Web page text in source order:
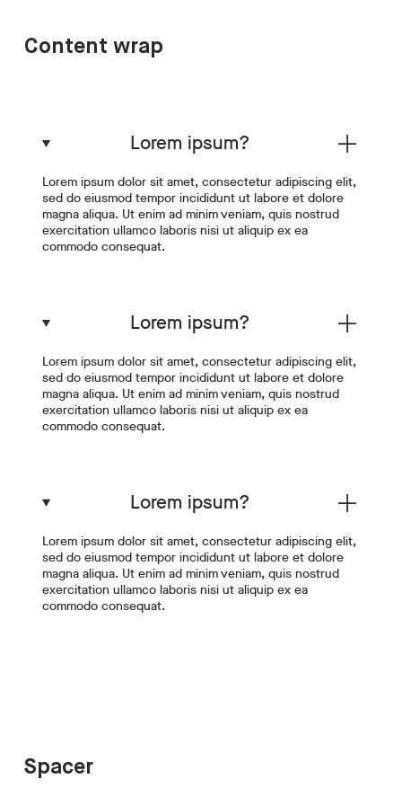
Content wrap
Lorem ipsum?
Lorem ipsum dolor sit amet, consectetur adipiscing elit,
sed do eiusmod tempor incididunt ut labore et dolore
magna aliqua. Ut enim ad minim veniam, quis nostrud
exercitation ullamco laboris nisi ut aliquip ex ea
commodo consequat.
Lorem ipsum?
Lorem ipsum dolor sit amet, consectetur adipiscing elit,
sed do eiusmod tempor incididunt ut labore et dolore
magna aliqua. Ut enim ad minim veniam, quis nostrud
exercitation ullamco laboris nisi ut aliquip ex ea
commodo consequat.
Lorem ipsum?
Lorem ipsum dolor sit amet, consectetur adipiscing elit,
sed do eiusmod tempor incididunt ut labore et dolore
magna aliqua. Ut enim ad minim veniam, quis nostrud
exercitation ullamco laboris nisi ut aliquip ex ea
commodo consequat.
Spacer